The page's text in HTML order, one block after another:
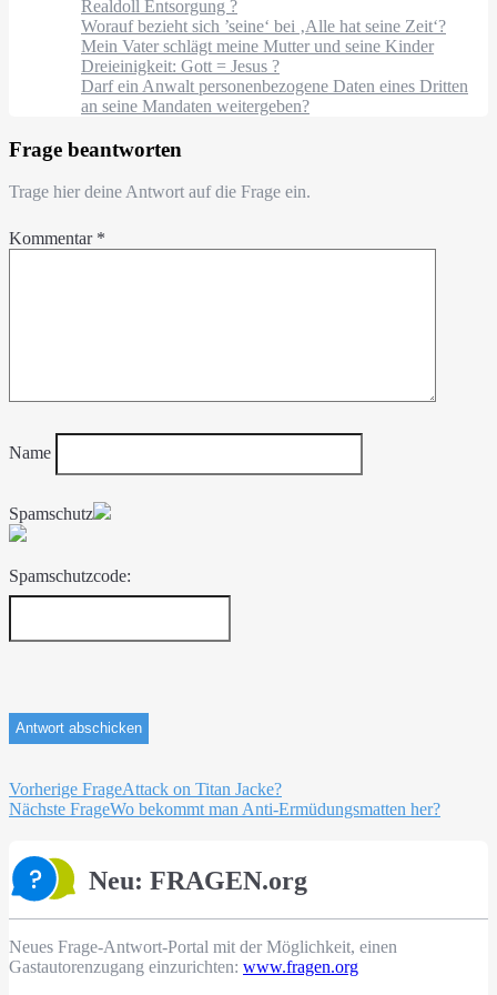
Realdoll Entsorgung ?
Worauf bezieht sich ’seine‘ bei ‚Alle hat seine Zeit‘?
Mein Vater schlägt meine Mutter und seine Kinder
Dreieinigkeit: Gott = Jesus ?
Darf ein Anwalt personenbezogene Daten eines Dritten
an seine Mandaten weitergeben?
Frage beantworten
Trage hier deine Antwort auf die Frage ein.
Kommentar *
Name
Spamschutz
Spamschutzcode:
Beitragsnavigation
Vorherige FrageAttack on Titan Jacke?
Nächste FrageWo bekommt man Anti-Ermüdungsmatten her?
Neu: FRAGEN.org
Neues Frage-Antwort-Portal mit der Möglichkeit, einen
Gastautorenzugang einzurichten: www.fragen.org